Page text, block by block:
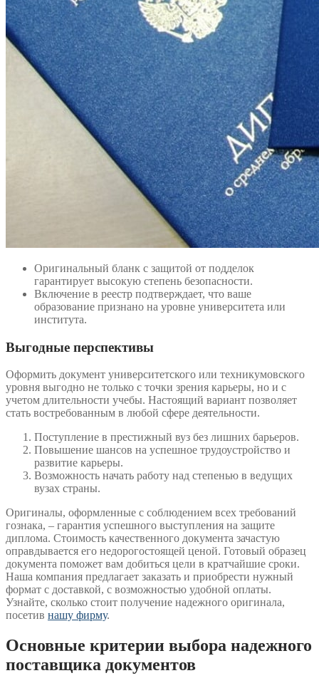
Оригинальный бланк с защитой от подделок
гарантирует высокую степень безопасности.
Включение в реестр подтверждает, что ваше
образование признано на уровне университета или
института.
Выгодные перспективы
Оформить документ университетского или техникумовского
уровня выгодно не только с точки зрения карьеры, но и с
учетом длительности учебы. Настоящий вариант позволяет
стать востребованным в любой сфере деятельности.
Поступление в престижный вуз без лишних барьеров.
Повышение шансов на успешное трудоустройство и
развитие карьеры.
Возможность начать работу над степенью в ведущих
вузах страны.
Оригиналы, оформленные с соблюдением всех требований
гознака, – гарантия успешного выступления на защите
диплома. Стоимость качественного документа зачастую
оправдывается его недорогостоящей ценой. Готовый образец
документа поможет вам добиться цели в кратчайшие сроки.
Наша компания предлагает заказать и приобрести нужный
формат с доставкой, с возможностью удобной оплаты.
Узнайте, сколько стоит получение надежного оригинала,
посетив нашу фирму.
Основные критерии выбора надежного
поставщика документов